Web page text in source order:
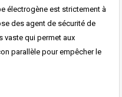
électrogène est strictement à
des agent de sécurité de
vaste qui permet aux
parallèle pour empêcher le